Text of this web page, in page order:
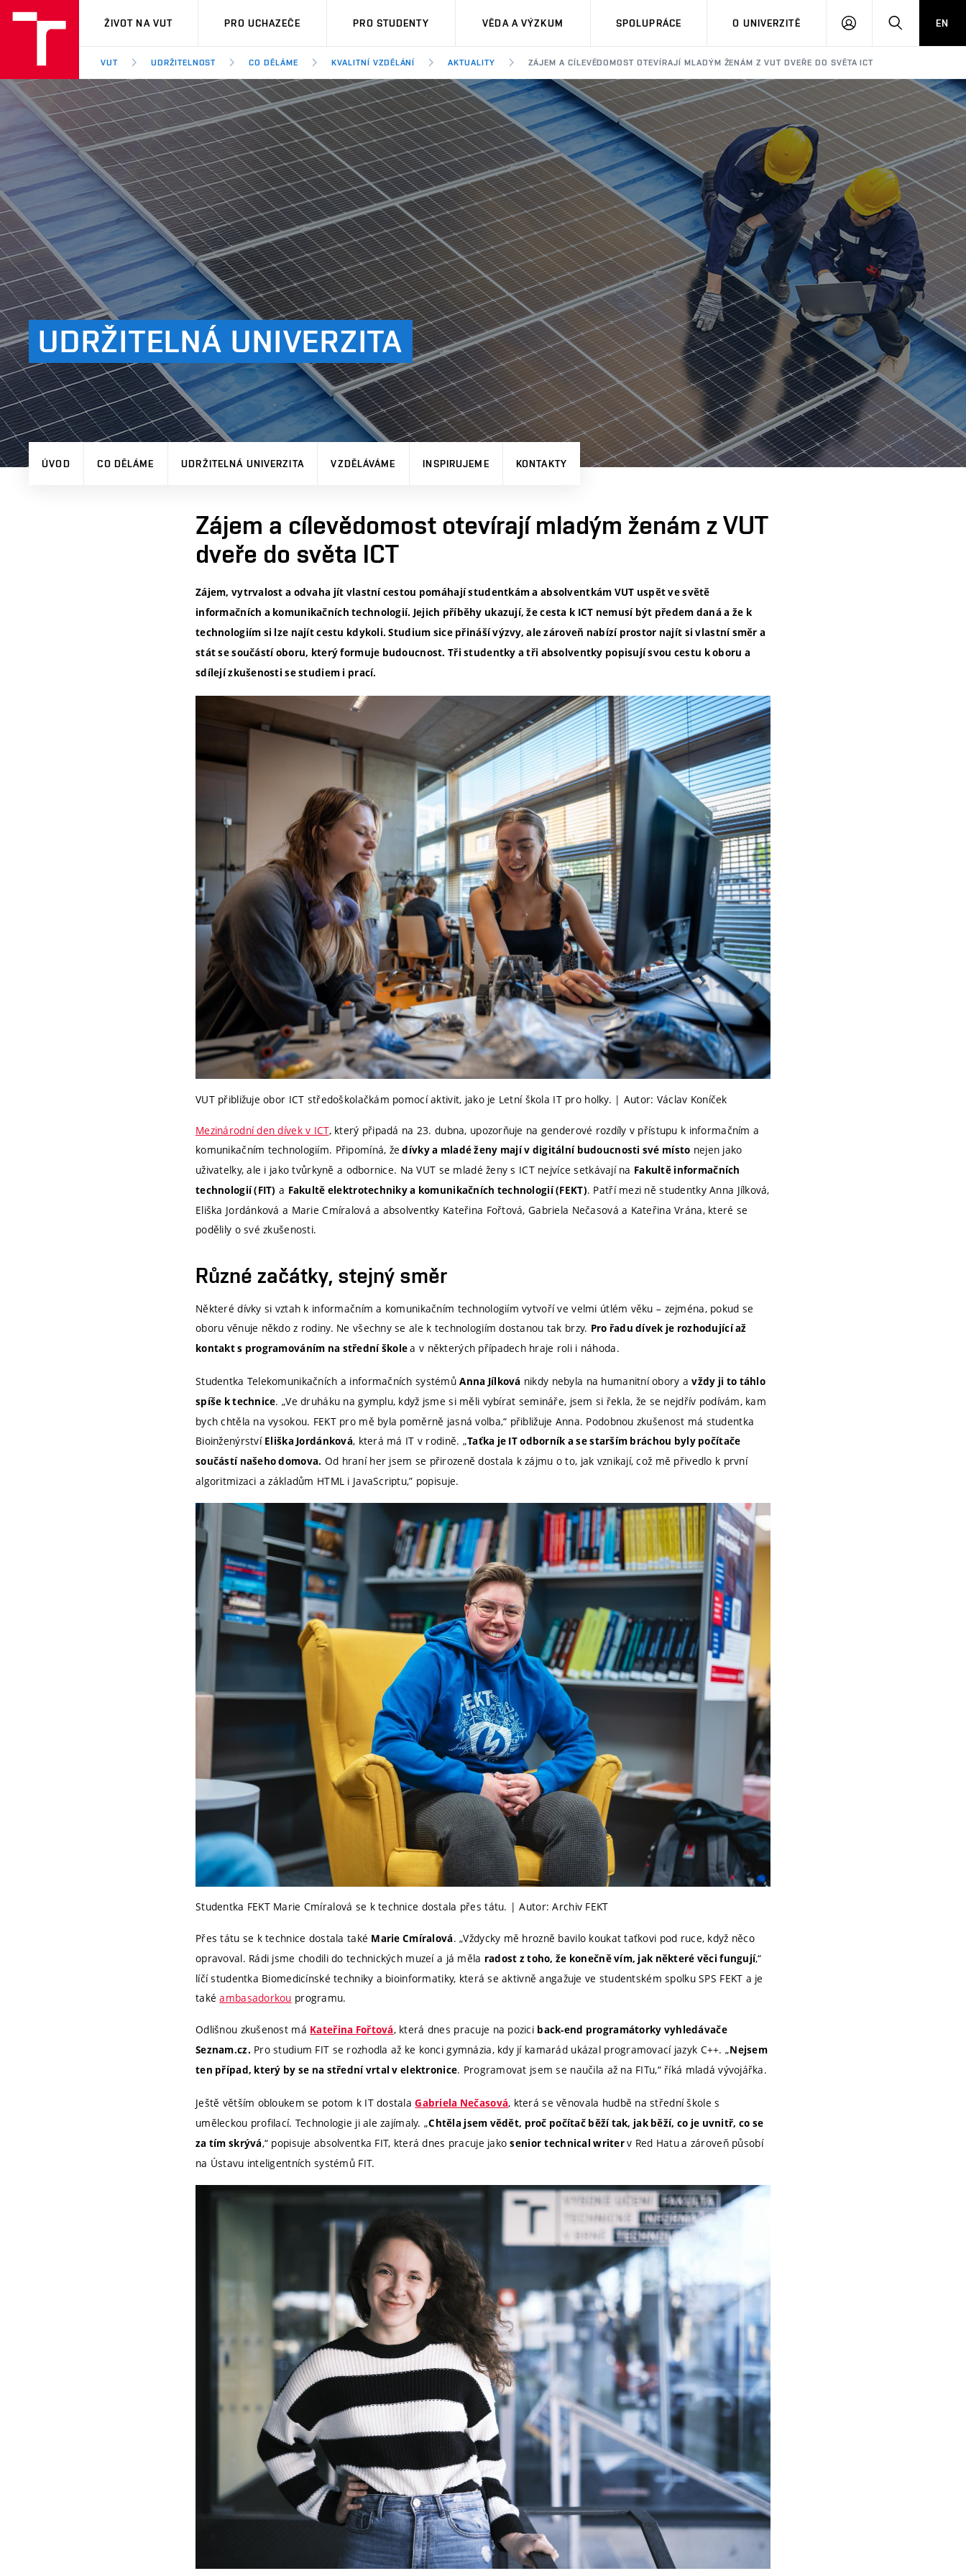
VUT
ŽIVOT NA VUT PRO UCHAZEČE PRO STUDENTY VĚDA A VÝZKUM SPOLUPRÁCE O UNIVERZITĚ
PŘIHLÁSIT HLEDATEN
VUT UDRŽITELNOST CO DĚLÁME KVALITNÍ VZDĚLÁNÍ AKTUALITY ZÁJEM A CÍLEVĚDOMOST OTEVÍRAJÍ MLADÝM ŽENÁM Z VUT DVEŘE DO SVĚTA ICT
UDRŽITELNÁ UNIVERZITA
ÚVOD CO DĚLÁME UDRŽITELNÁ UNIVERZITA VZDĚLÁVÁME INSPIRUJEME KONTAKTY
Zájem a cílevědomost otevírají mladým ženám z VUT
dveře do světa ICT
Zájem, vytrvalost a odvaha jít vlastní cestou pomáhají studentkám a absolventkám VUT uspět ve světě
informačních a komunikačních technologií. Jejich příběhy ukazují, že cesta k ICT nemusí být předem daná a že k
technologiím si lze najít cestu kdykoli. Studium sice přináší výzvy, ale zároveň nabízí prostor najít si vlastní směr a
stát se součástí oboru, který formuje budoucnost. Tři studentky a tři absolventky popisují svou cestu k oboru a
sdílejí zkušenosti se studiem i prací.
VUT přibližuje obor ICT středoškolačkám pomocí aktivit, jako je Letní škola IT pro holky. | Autor: Václav Koníček
Mezinárodní den dívek v ICT, který připadá na 23. dubna, upozorňuje na genderové rozdíly v přístupu k informačním a
komunikačním technologiím. Připomíná, že dívky a mladé ženy mají v digitální budoucnosti své místo nejen jako
uživatelky, ale i jako tvůrkyně a odbornice. Na VUT se mladé ženy s ICT nejvíce setkávají na Fakultě informačních
technologií (FIT) a Fakultě elektrotechniky a komunikačních technologií (FEKT). Patří mezi ně studentky Anna Jílková,
Eliška Jordánková a Marie Cmíralová a absolventky Kateřina Fořtová, Gabriela Nečasová a Kateřina Vrána, které se
podělily o své zkušenosti.
Různé začátky, stejný směr
Některé dívky si vztah k informačním a komunikačním technologiím vytvoří ve velmi útlém věku – zejména, pokud se
oboru věnuje někdo z rodiny. Ne všechny se ale k technologiím dostanou tak brzy. Pro řadu dívek je rozhodující až
kontakt s programováním na střední školea v některých případech hraje roli i náhoda.
Studentka Telekomunikačních a informačních systémů Anna Jílková nikdy nebyla na humanitní obory a vždy ji to táhlo
spíše k technice. „Ve druháku na gymplu, když jsme si měli vybírat semináře, jsem si řekla, že se nejdřív podívám, kam
bych chtěla na vysokou. FEKT pro mě byla poměrně jasná volba,“ přibližuje Anna. Podobnou zkušenost má studentka
Bioinženýrství Eliška Jordánková, která má IT v rodině. „Taťka je IT odborník a se starším bráchou byly počítače
součástí našeho domova. Od hraní her jsem se přirozeně dostala k zájmu o to, jak vznikají, což mě přivedlo k první
algoritmizaci a základům HTML i JavaScriptu,” popisuje.
Studentka FEKT Marie Cmíralová se k technice dostala přes tátu. | Autor: Archiv FEKT
Přes tátu se k technice dostala také Marie Cmíralová. „Vždycky mě hrozně bavilo koukat taťkovi pod ruce, když něco
opravoval. Rádi jsme chodili do technických muzeí a já měla radost z toho, že konečně vím, jak některé věci fungují,“
líčí studentka Biomedicínské techniky a bioinformatiky, která se aktivně angažuje ve studentském spolku SPS FEKT a je
také ambasadorkou programu.
Odlišnou zkušenost má Kateřina Fořtová, která dnes pracuje na pozici back-end programátorky vyhledávače
Seznam.cz. Pro studium FIT se rozhodla až ke konci gymnázia, kdy jí kamarád ukázal programovací jazyk C++. „Nejsem
ten případ, který by se na střední vrtal v elektronice. Programovat jsem se naučila až na FITu,“ říká mladá vývojářka.
Ještě větším obloukem se potom k IT dostala Gabriela Nečasová, která se věnovala hudbě na střední škole s
uměleckou profilací. Technologie ji ale zajímaly. „Chtěla jsem vědět, proč počítač běží tak, jak běží, co je uvnitř, co se
za tím skrývá,“ popisuje absolventka FIT, která dnes pracuje jako senior technical writerv Red Hatua zároveň působí
na Ústavu inteligentních systémů FIT.